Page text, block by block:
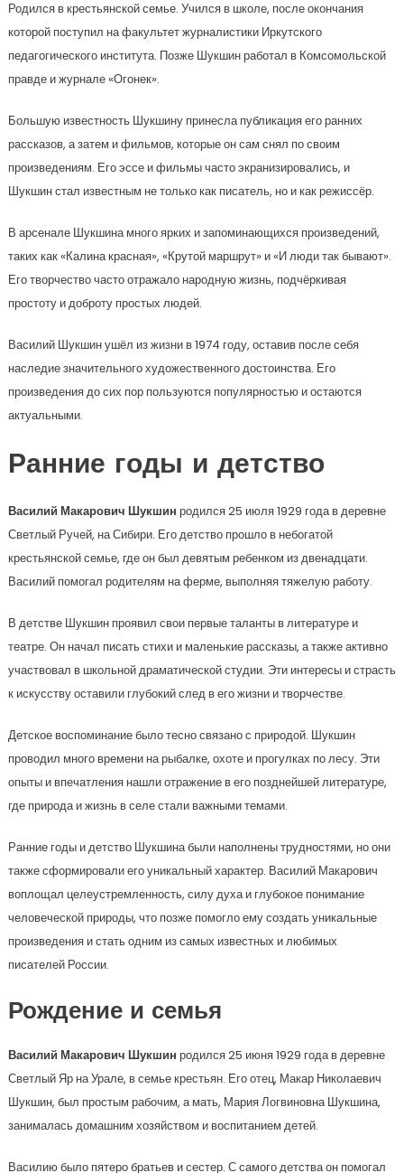
Родился в крестьянской семье. Учился в школе, после окончания
которой поступил на факультет журналистики Иркутского
педагогического института. Позже Шукшин работал в Комсомольской
правде и журнале «Огонек».
Большую известность Шукшину принесла публикация его ранних
рассказов, а затем и фильмов, которые он сам снял по своим
произведениям. Его эссе и фильмы часто экранизировались, и
Шукшин стал известным не только как писатель, но и как режиссёр.
В арсенале Шукшина много ярких и запоминающихся произведений,
таких как «Калина красная», «Крутой маршрут» и «И люди так бывают».
Его творчество часто отражало народную жизнь, подчёркивая
простоту и доброту простых людей.
Василий Шукшин ушёл из жизни в 1974 году, оставив после себя
наследие значительного художественного достоинства. Его
произведения до сих пор пользуются популярностью и остаются
актуальными.
Ранние годы и детство
Василий Макарович Шукшин родился 25 июля 1929 года в деревне
Светлый Ручей, на Сибири. Его детство прошло в небогатой
крестьянской семье, где он был девятым ребенком из двенадцати.
Василий помогал родителям на ферме, выполняя тяжелую работу.
В детстве Шукшин проявил свои первые таланты в литературе и
театре. Он начал писать стихи и маленькие рассказы, а также активно
участвовал в школьной драматической студии. Эти интересы и страсть
к искусству оставили глубокий след в его жизни и творчестве.
Детское воспоминание было тесно связано с природой. Шукшин
проводил много времени на рыбалке, охоте и прогулках по лесу. Эти
опыты и впечатления нашли отражение в его позднейшей литературе,
где природа и жизнь в селе стали важными темами.
Ранние годы и детство Шукшина были наполнены трудностями, но они
также сформировали его уникальный характер. Василий Макарович
воплощал целеустремленность, силу духа и глубокое понимание
человеческой природы, что позже помогло ему создать уникальные
произведения и стать одним из самых известных и любимых
писателей России.
Рождение и семья
Василий Макарович Шукшин родился 25 июня 1929 года в деревне
Светлый Яр на Урале, в семье крестьян. Его отец, Макар Николаевич
Шукшин, был простым рабочим, а мать, Мария Логвиновна Шукшина,
занималась домашним хозяйством и воспитанием детей.
Василию было пятеро братьев и сестер. С самого детства он помогал